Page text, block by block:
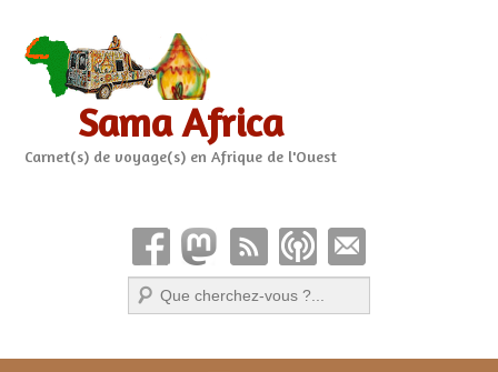
Sama Africa
Carnet(s) de voyage(s) en Afrique de l'Ouest
Recherche